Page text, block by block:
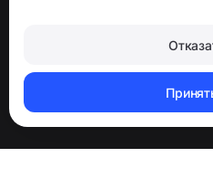
Удалить аккаунт и